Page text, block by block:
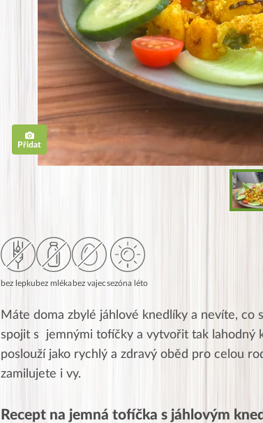
Přidat
bez lepkubez mlékabez vajecsezóna léto
Máte doma zbylé jáhlové knedlíky a nevíte, co
spojit s jemnými tofíčky a vytvořit tak lahodný
poslouží jako rychlý a zdravý oběd pro celou
zamilujete i vy.
Recept na jemná tofíčka s jáhlovým